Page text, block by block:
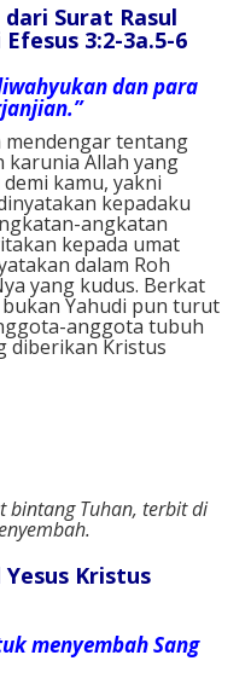
dari Surat Rasul
3:2-3a.5-6
dan para
mendengar tentang
karunia Allah yang
kamu, yakni
kepadaku
angkatan
kepada umat
dalam Roh
yang kudus. Berkat
Yahudi pun turut
anggota tubuh
diberikan Kristus
bintang Tuhan, terbit di
Yesus Kristus
menyembah Sang